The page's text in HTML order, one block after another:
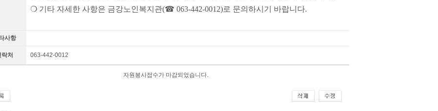
❍ 기타 자세한 사항은 금강노인복지관(☎ 063-442-0012)로 문의하시기 바랍니다.
사항
락처 063-442-0012
자원봉사접수가 마감되었습니다.